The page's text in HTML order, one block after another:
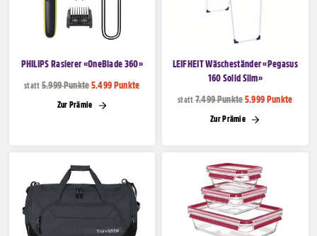
PHILIPS Rasierer «OneBlade 360»
statt 5.999 Punkte5.499 Punkte
Zur Prämie
LEIFHEIT Wäscheständer «Pegasus
160 Solid Slim»
statt 7.499 Punkte5.999 Punkte
Zur Prämie